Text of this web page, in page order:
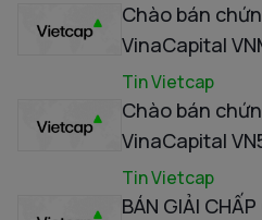
Chào bán
VinaCapital
Tin Vietcap
Chào bán
VinaCapital
Tin Vietcap
BÁN GIẢI CHẤP